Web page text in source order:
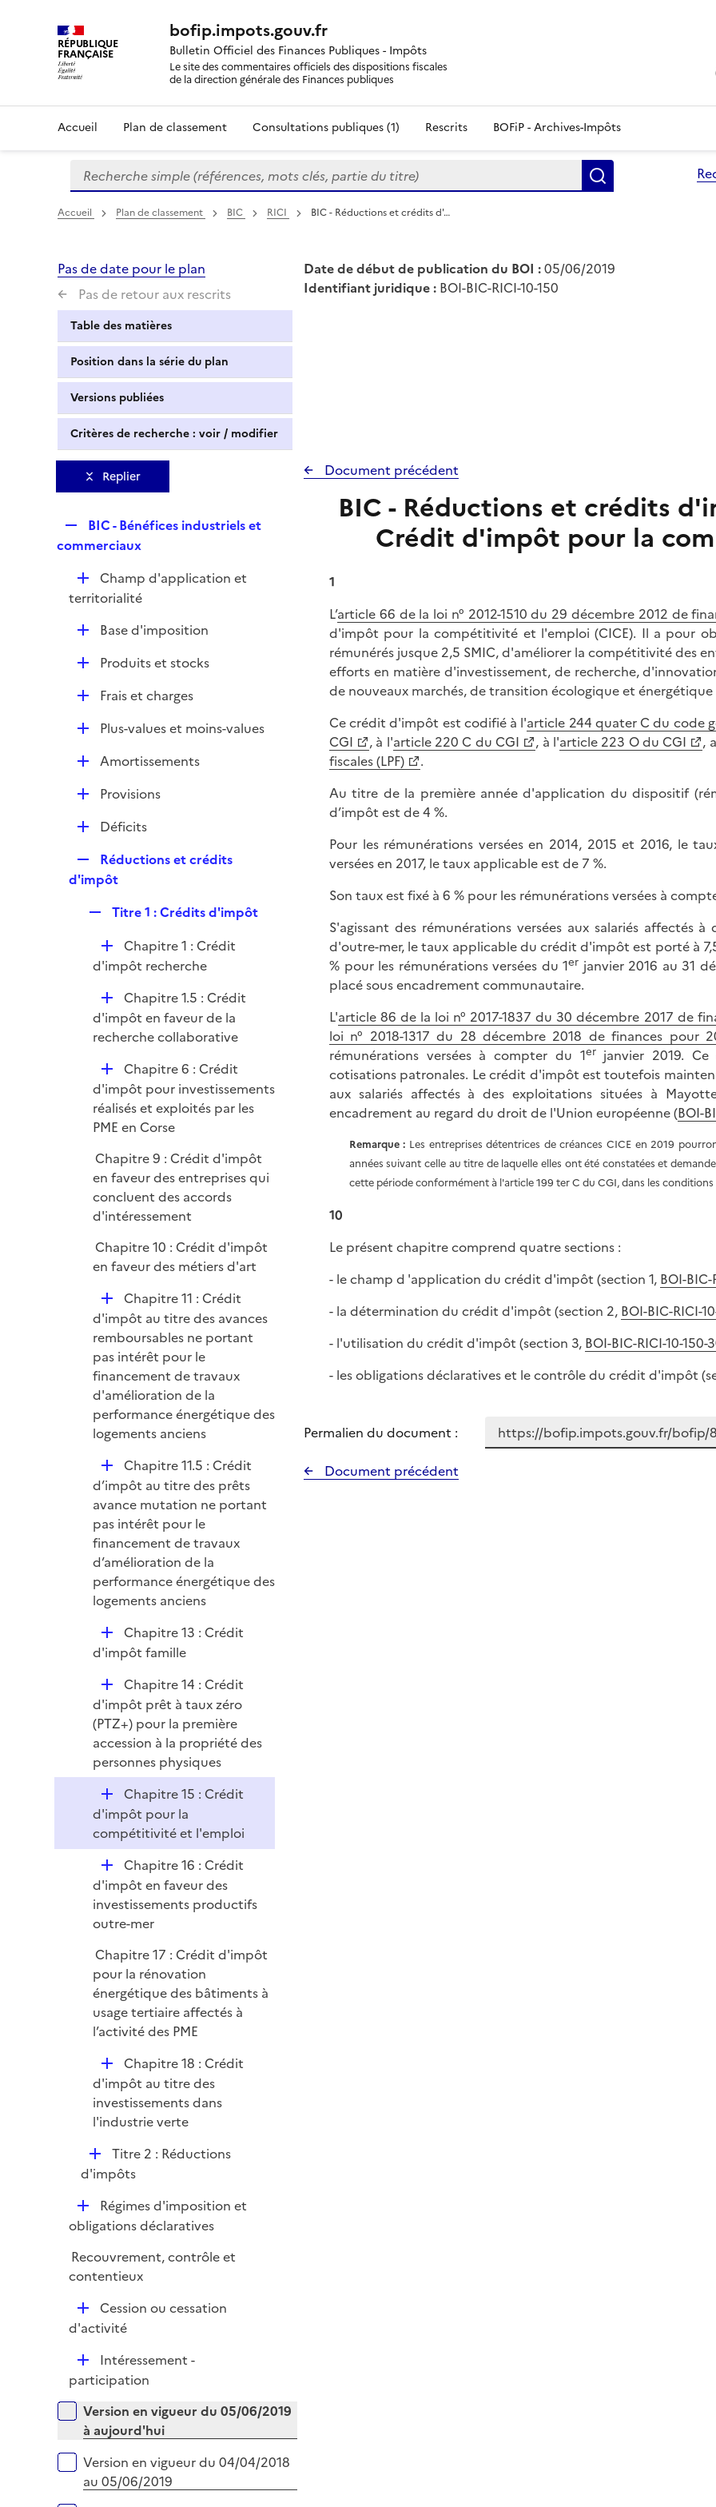
RÉPUBLIQUE
FRANÇAISE
bofip.impots.gouv.fr
Bulletin Officiel des Finances Publiques - Impôts
Le site des commentaires officiels des dispositions fiscales
de la direction générale des Finances publiques
Accueil Plan de classement Consultations publiques (1) Rescrits BOFiP - Archives-Impôts
Formulaire
de
recherche
Recherche simple (références, mots clés, partie du titre)
Accueil Plan de classement BIC RICI BIC - Réductions et crédits d'…
Pas de date pour le plan
Pas de retour aux rescrits
Table des matières
Position dans la série du plan
Versions publiées
Critères de recherche : voir / modifier
Date de début de publication du BOI :05/06/2019
Identifiant juridique : BOI-BIC-RICI-10-150
Replier
e
l
i
e
r
BIC - Bénéfices industriels et
commerciaux
D
é
Champ d'application et
territorialité
DBase d'imposition
DProduits et stocks
DFrais et charges
D
p
Plus-values et moins-values
D
r
Amortissements
D
e
r
Provisions
D
l
Déficits
e
l
r
Réductions et crédits
d'impôt
p
l
i
e
r
Titre 1 : Crédits d'impôt
D
é
i
e
Chapitre 1 : Crédit
d'impôt recherche
D
é
p
e
r
Chapitre 1.5 : Crédit
d'impôt en faveur de la
recherche collaborative
D
é
p
l
e
r
Chapitre 6 : Crédit
d'impôt pour investissements
réalisés et exploités par les
PME en Corse
Chapitre 9 : Crédit d'impôt
en faveur des entreprises qui
concluent des accords
d'intéressement
Chapitre 10 : Crédit d'impôt
en faveur des métiers d'art
D
é
p
l
i
e
r
Chapitre 11 : Crédit
d'impôt au titre des avances
remboursables ne portant
pas intérêt pour le
financement de travaux
d'amélioration de la
performance énergétique des
logements anciens
D
é
p
l
i
e
r
Chapitre 11.5 : Crédit
d’impôt au titre des prêts
avance mutation ne portant
pas intérêt pour le
financement de travaux
d’amélioration de la
performance énergétique des
logements anciens
D
é
i
e
r
Chapitre 13 : Crédit
d'impôt famille
D
é
p
l
i
e
Chapitre 14 : Crédit
d'impôt prêt à taux zéro
(PTZ+) pour la première
accession à la propriété des
personnes physiques
D
é
p
l
e
r
Chapitre 15 : Crédit
d'impôt pour la
compétitivité et l'emploi
D
é
p
l
e
r
Chapitre 16 : Crédit
d'impôt en faveur des
investissements productifs
outre-mer
Chapitre 17 : Crédit d'impôt
pour la rénovation
énergétique des bâtiments à
usage tertiaire affectés à
l’activité des PME
D
é
p
l
e
r
Chapitre 18 : Crédit
d'impôt au titre des
investissements dans
l'industrie verte
D
é
l
i
r
Titre 2 : Réductions
d'impôts
D
é
l
i
Régimes d'imposition et
obligations déclaratives
Recouvrement, contrôle et
contentieux
D
é
i
e
r
Cession ou cessation
d'activité
D
é
l
i
e
Intéressement -
participation
Versions sur la période
Version en vigueur du 05/06/2019
à aujourd'hui
Version en vigueur du 04/04/2018
au 05/06/2019
Document précédent
BIC - Réductions et crédits
Crédit d'impôt pour la
1
L’article 66 de la loi n° 2012-1510 du 29 décembre 2012 de
d'impôt pour la compétitivité et l'emploi (CICE). Il a pour
rémunérés jusque 2,5 SMIC, d'améliorer la compétitivité des
efforts en matière d'investissement, de recherche,
de nouveaux marchés, de transition écologique et
Ce crédit d'impôt est codifié à l'article 244 quater C du code
CGI
, à l'article 220 C du CGI , à l'article 223 O du CGI ,
fiscales (LPF)
.
Au titre de la première année d'application du dispositif
d’impôt est de 4 %.
Pour les rémunérations versées en 2014, 2015 et 2016, le
versées en 2017, le taux applicable est de 7 %.
Son taux est fixé à 6 % pour les rémunérations versées à
S'agissant des rémunérations versées aux salariés affectés
d'outre-mer, le taux applicable du crédit d'impôt est porté à
% pour les rémunérations versées du 1er janvier 2016 au 31
placé sous encadrement communautaire.
L'article 86 de la loi n° 2017-1837 du 30 décembre 2017 de
loi n° 2018-1317 du 28 décembre 2018 de finances pour
rémunérations versées à compter du 1erjanvier 2019. Ce
cotisations patronales. Le crédit d'impôt est toutefois
aux salariés affectés à des exploitations situées à
encadrement au regard du droit de l'Union européenne (BOI-
Remarque : Les entreprises détentrices de créances CICE en 2019
années suivant celle au titre de laquelle elles ont été constatées et
cette période conformément à l'article 199 ter C du CGI, dans les
10
Le présent chapitre comprend quatre sections :
- le champ d 'application du crédit d'impôt (section 1, BOI-BIC-
- la détermination du crédit d'impôt (section 2, BOI-BIC-RICI-
- l'utilisation du crédit d'impôt (section 3, BOI-BIC-RICI-10-150-
- les obligations déclaratives et le contrôle du crédit d'impôt
Permalien du document :
Document précédent